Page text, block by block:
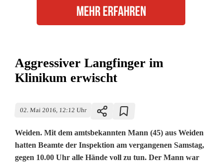
Aggressiver Langfinger im
Klinikum erwischt
02. Mai 2016, 12:12 Uhr
Weiden. Mit dem amtsbekannten Mann (45) aus Weiden
hatten Beamte der Inspektion am vergangenen Samstag,
gegen 10.00 Uhr alle Hände voll zu tun. Der Mann war